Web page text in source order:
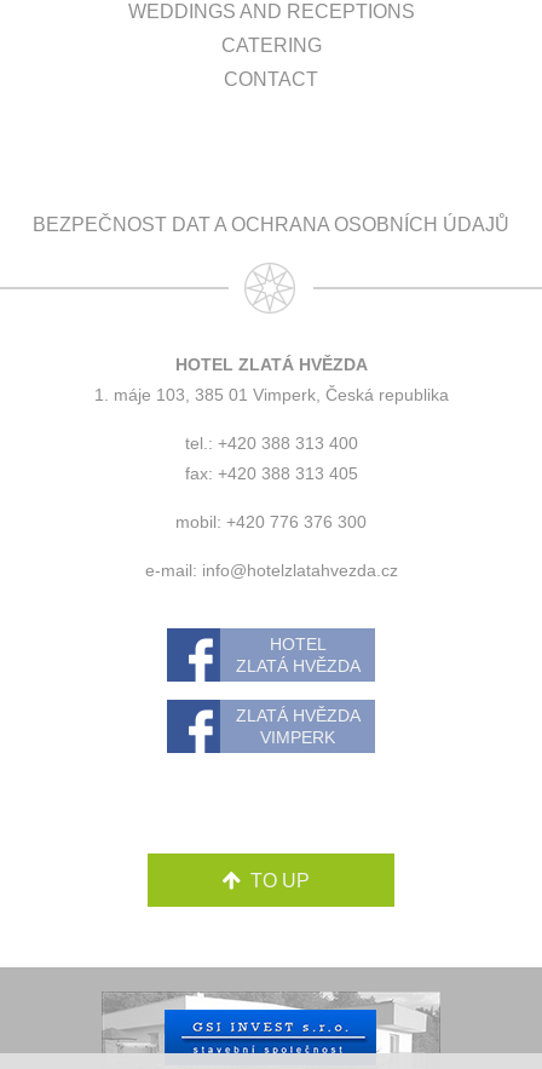
WEDDINGS AND RECEPTIONS
CATERING
CONTACT
BEZPEČNOST DAT A OCHRANA OSOBNÍCH ÚDAJŮ
HOTEL ZLATÁ HVĚZDA
1. máje 103, 385 01 Vimperk, Česká republika
tel.: +420 388 313 400
fax: +420 388 313 405
mobil: +420 776 376 300
e-mail: info@hotelzlatahvezda.cz
HOTEL
ZLATÁ HVĚZDA
ZLATÁ HVĚZDA
VIMPERK
TO UP